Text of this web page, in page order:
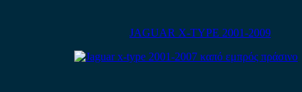
JAGUAR X-TYPE 2001-2009